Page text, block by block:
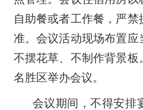
自助餐或者工作餐，严
准。会议活动现场布置
不摆花草、不制作背景
名胜区举办会议。
会议期间，不得安排